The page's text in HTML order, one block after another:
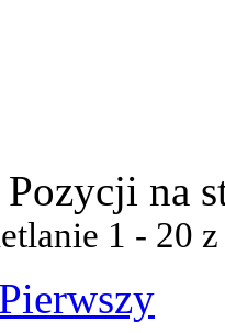
na
1 - 20